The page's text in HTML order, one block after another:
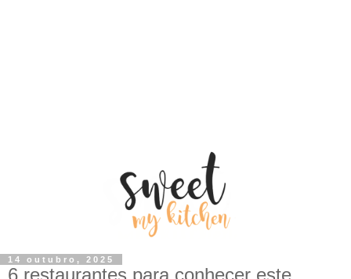
14 outubro, 2025
6 restaurantes para conhecer este